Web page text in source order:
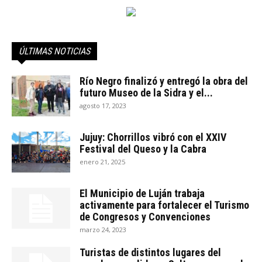
ÚLTIMAS NOTICIAS
Río Negro finalizó y entregó la obra del
futuro Museo de la Sidra y el...
agosto 17, 2023
Jujuy: Chorrillos vibró con el XXIV
Festival del Queso y la Cabra
enero 21, 2025
El Municipio de Luján trabaja
activamente para fortalecer el Turismo
de Congresos y Convenciones
marzo 24, 2023
Turistas de distintos lugares del